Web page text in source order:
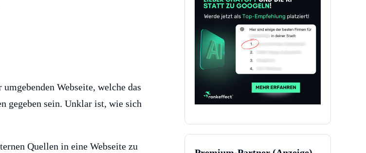
Webseite, welche das
gegeben sein. Unklar ist, wie sich
Quellen in eine Webseite zu